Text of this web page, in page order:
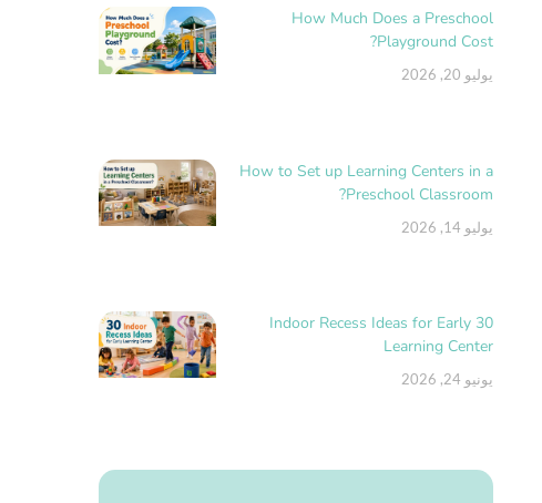
How Much Does a Preschool
Playground Cost?
يوليو 20, 2026
How to Set up Learning Centers in a
Preschool Classroom?
يوليو 14, 2026
30 Indoor Recess Ideas for Early
Learning Center
يونيو 24, 2026